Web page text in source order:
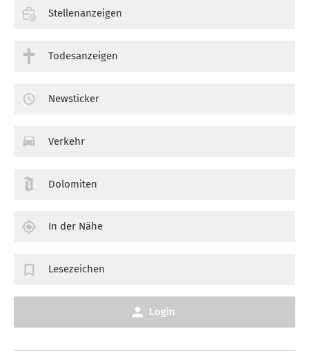
Stellenanzeigen
Todesanzeigen
Newsticker
Verkehr
Dolomiten
In der Nähe
Lesezeichen
Login